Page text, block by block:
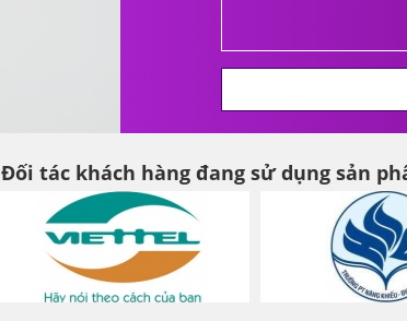
Đối tác khách hàng đang sử dụng sản